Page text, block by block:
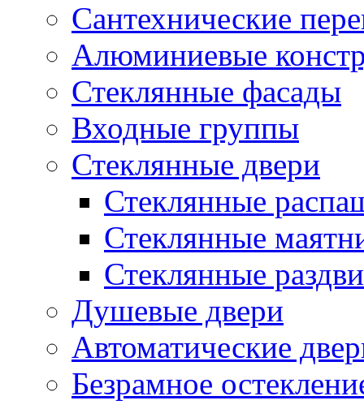
Сантехнические
Алюминиевые
Стеклянные фасады
Входные группы
Стеклянные двери
Стеклянные
Стеклянные
Стеклянные
Душевые двери
Автоматические
Безрамное